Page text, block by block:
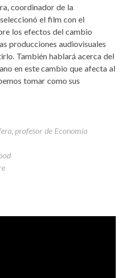
coordinador de la
el film con el
los efectos del cambio
producciones audiovisuales
También hablará acerca del
en este cambio que afecta al
tomar como sus
profesor de Economía